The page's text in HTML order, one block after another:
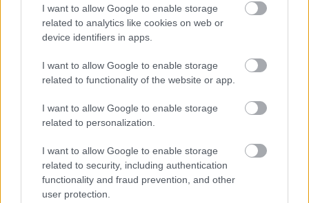
I want to allow Google to enable storage
related to analytics like cookies on web or
device identifiers in apps.
I want to allow Google to enable storage
related to functionality of the website or app.
I want to allow Google to enable storage
related to personalization.
I want to allow Google to enable storage
related to security, including authentication
functionality and fraud prevention, and other
user protection.
Mennyit tudsz Húsvét ünnepéről?